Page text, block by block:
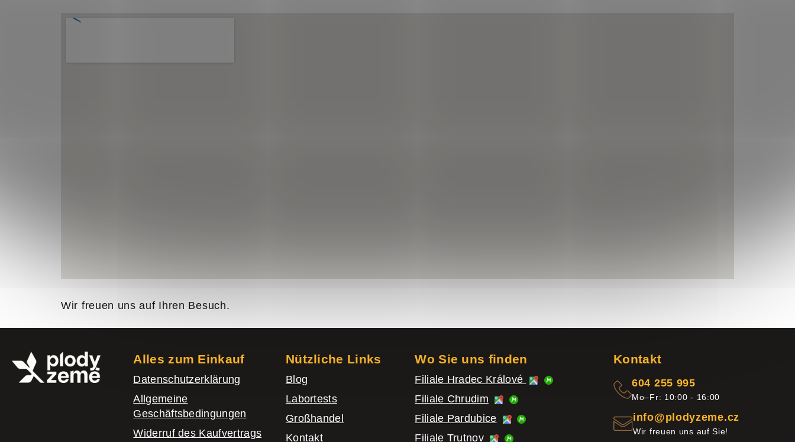
Wir freuen uns auf Ihren Besuch.
u
ß
Alles zum Einkauf
Datenschutzerklärung
Allgemeine
Geschäftsbedingungen
Widerruf des Kaufvertrags
Nützliche Links
Blog
Labortests
Großhandel
Kontakt
Wo Sie uns finden
Filiale Hradec Králové
Filiale Chrudim
Filiale Pardubice
Filiale Trutnov
Kontakt
604 255 995
Mo–Fr: 10:00 - 16:00
info@plodyzeme.cz
Wir freuen uns auf Sie!